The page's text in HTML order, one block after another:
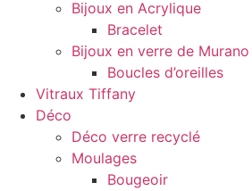
Bijoux en Acrylique
Bracelet
Bijoux en verre de Murano
Boucles d’oreilles
Vitraux Tiffany
Déco
Déco verre recyclé
Moulages
Bougeoir